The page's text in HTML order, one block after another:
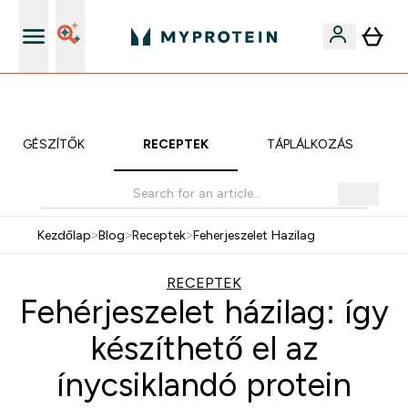
KIEGÉSZÍTŐK RECEPTEK TÁPLÁLKOZÁS
Kezdőlap>Blog>Receptek>Feherjeszelet Hazilag
RECEPTEK
Fehérjeszelet házilag: így
készíthető el az
ínycsiklandó protein